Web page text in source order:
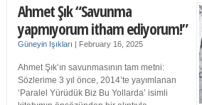
Ahmet Şık “Savunma
yapmıyorum itham ediyorum!”
Güneyin Işıkları | February 16, 2025
Ahmet Şık’ın savunmasının tam metni:
Sözlerime 3 yıl önce, 2014’te yayımlanan
‘Paralel Yürüdük Biz Bu Yollarda’ isimli